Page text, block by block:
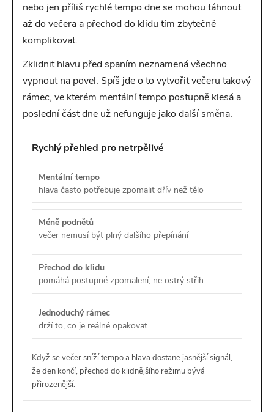
nebo jen příliš rychlé tempo dne se mohou táhnout
až do večera a přechod do klidu tím zbytečně
komplikovat.
Zklidnit hlavu před spaním neznamená všechno
vypnout na povel. Spíš jde o to vytvořit večeru takový
rámec, ve kterém mentální tempo postupně klesá a
poslední část dne už nefunguje jako další směna.
Rychlý přehled pro netrpělivé
Mentální tempo
hlava často potřebuje zpomalit dřív než tělo
Méně podnětů
večer nemusí být plný dalšího přepínání
Přechod do klidu
pomáhá postupné zpomalení, ne ostrý střih
Jednoduchý rámec
drží to, co je reálné opakovat
Když se večer sníží tempo a hlava dostane jasnější signál,
že den končí, přechod do klidnějšího režimu bývá
přirozenější.